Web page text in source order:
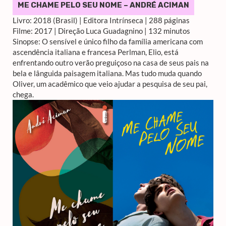
ME CHAME PELO SEU NOME – ANDRÉ ACIMAN
Livro: 2018 (Brasil) | Editora Intrínseca | 288 páginas
Filme: 2017 | Direção Luca Guadagnino | 132 minutos
Sinopse: O sensível e único filho da família americana com
ascendência italiana e francesa Perlman, Elio, está
enfrentando outro verão preguiçoso na casa de seus pais na
bela e lânguida paisagem italiana. Mas tudo muda quando
Oliver, um acadêmico que veio ajudar a pesquisa de seu pai,
chega.